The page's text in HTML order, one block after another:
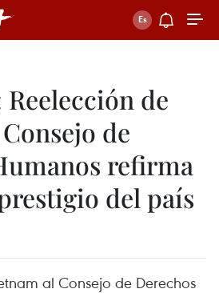
de
de
refirma
del país
al Consejo de Derechos